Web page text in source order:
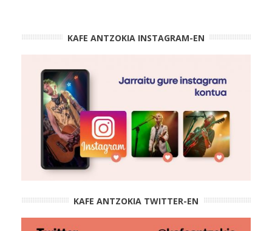
KAFE ANTZOKIA INSTAGRAM-EN
KAFE ANTZOKIA TWITTER-EN